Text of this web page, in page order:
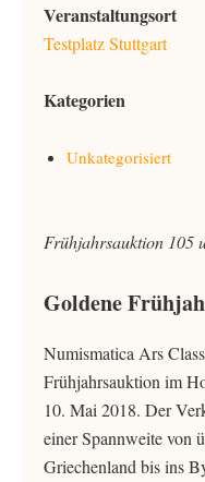
Veranstaltungsort
Testplatz Stuttgart
Kategorien
Unkategorisiert
Frühjahrsauktion 105
Goldene
Numismatica Ars
Frühjahrsauktion im
10. Mai 2018. Der
einer Spannweite von
Griechenland bis ins